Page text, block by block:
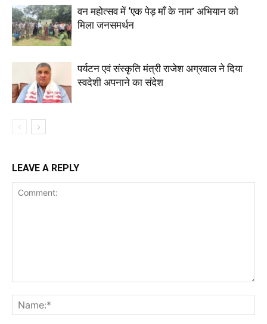
वन महोत्सव में ‘एक पेड़ माँ के नाम’ अभियान को
मिला जनसमर्थन
पर्यटन एवं संस्कृति मंत्री राजेश अग्रवाल ने दिया
स्वदेशी अपनाने का संदेश
LEAVE A REPLY